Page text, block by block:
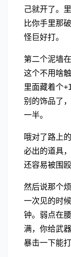
己就开了。
比你手里那
怪巨好打。
第二个泥墙
这个不用啥
里面藏着个
别的饰品了
一半。
哦对了路上
必出的道具
还容易被围
然后说那个
一次见的时
钟。弱点在
满，你给武
暴击一下能